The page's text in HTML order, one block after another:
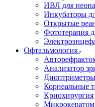
ИВЛ для
Инкубаторы
Открытые
Фототерапия
Офтальмология
Анализатор
Диоптриметры
Корнеальные
Криохирургия